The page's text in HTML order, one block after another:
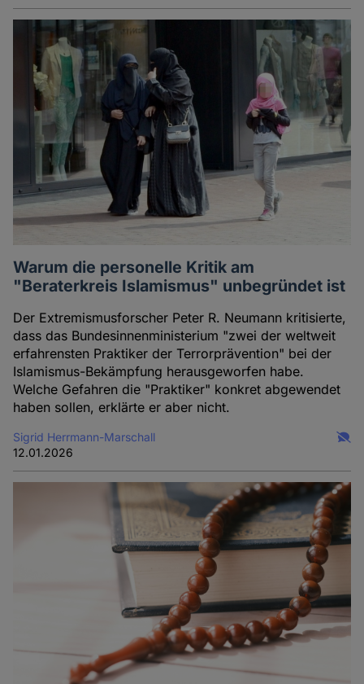
Warum die personelle Kritik am
"Beraterkreis Islamismus" unbegründet ist
Der Extremismusforscher Peter R. Neumann kritisierte,
dass das Bundesinnenministerium "zwei der weltweit
erfahrensten Praktiker der Terrorprävention" bei der
Islamismus-Bekämpfung herausgeworfen habe.
Welche Gefahren die "Praktiker" konkret abgewendet
haben sollen, erklärte er aber nicht.
Sigrid Herrmann-Marschall
12.01.2026
und
Cookies